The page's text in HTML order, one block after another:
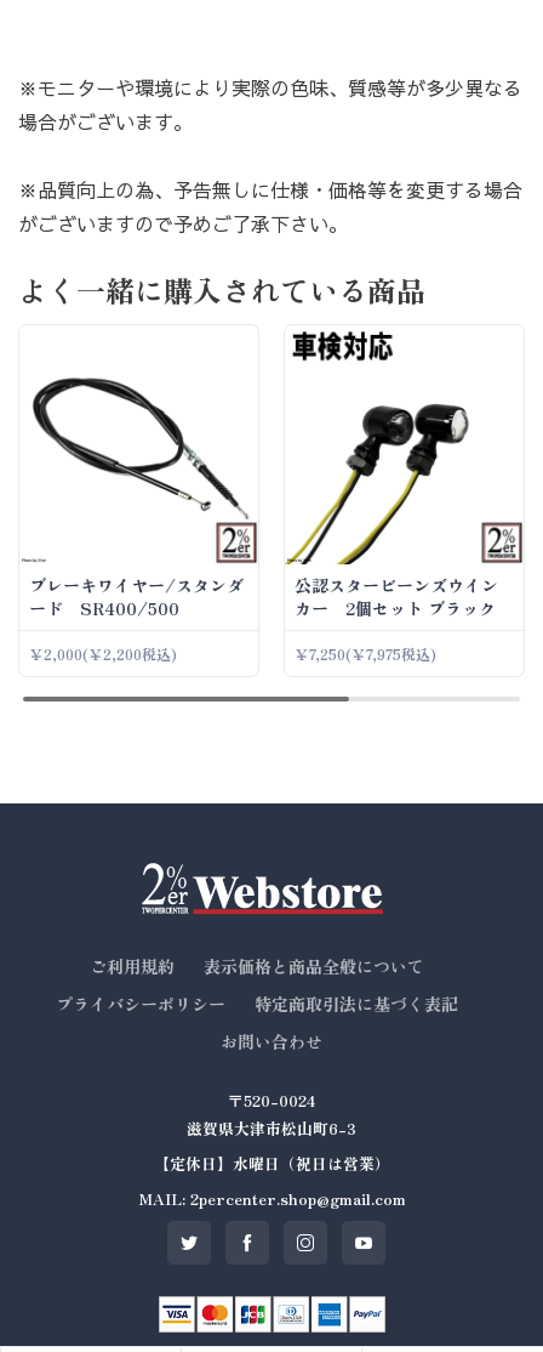
※モニターや環境により実際の色味、質感等が多少異なる
場合がございます。
※品質向上の為、予告無しに仕様・価格等を変更する場合
がございますので予めご了承下さい。
よく一緒に購入されている商品
ブレーキワイヤー/スタンダ
ード SR400/500
￥2,000(￥2,200税込)
公認スタービーンズウイン
カー 2個セット ブラック
￥7,250(￥7,975税込)
ご利用規約
表示価格と商品全般について
プライバシーポリシー
特定商取引法に基づく表記
お問い合わせ
〒520-0024
滋賀県大津市松山町6-3
【定休日】水曜日（祝日は営業）
MAIL: 2percenter.shop@gmail.com